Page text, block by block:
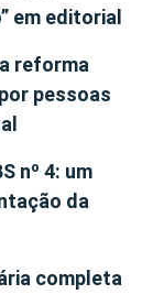
em editorial
reforma
pessoas
nº 4: um
da
completa